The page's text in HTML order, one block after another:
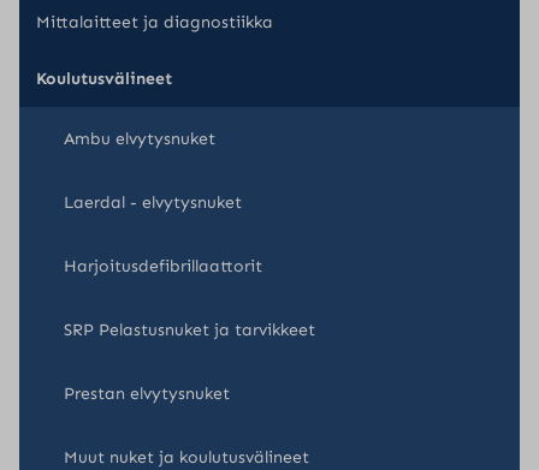
Mittalaitteet ja diagnostiikka
Koulutusvälineet
Ambu elvytysnuket
Laerdal - elvytysnuket
Harjoitusdefibrillaattorit
SRP Pelastusnuket ja tarvikkeet
Prestan elvytysnuket
Muut nuket ja koulutusvälineet